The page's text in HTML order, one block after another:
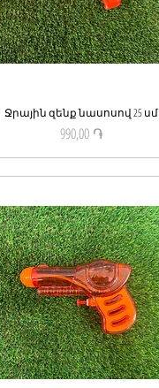
Quick View
Ջրային զենք նասոսով 25 սմ
Price
990,00 ֏